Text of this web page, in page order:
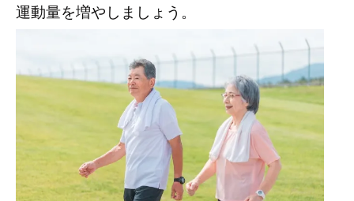
運動量を増やしましょう。